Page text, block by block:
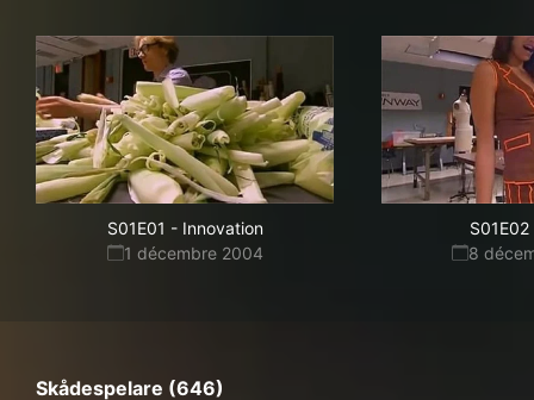
S01E01 - Innovation
1 décembre 2004
S01E02
8
Skådespelare (646)